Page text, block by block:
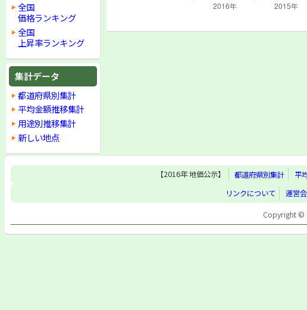
全国
価格ランキング
全国
上昇率ランキング
集計データ
都道府県別集計
平均金額推移集計
用途別推移集計
新しい地点
【2016年 地価公示】 都道府県別集計 平
リンクについて
運営
Copyright ©